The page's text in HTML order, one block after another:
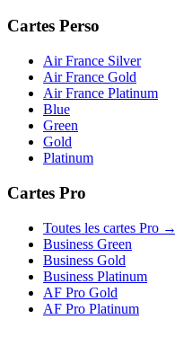
Cartes Perso
Air France Silver
Air France Gold
Air France Platinum
Blue
Green
Gold
Platinum
Cartes Pro
Toutes les cartes Pro →
Business Green
Business Gold
Business Platinum
AF Pro Gold
AF Pro Platinum